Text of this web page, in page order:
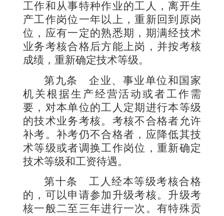
工作和从事特种作业的工人，离开生
产工作岗位 一年以上，重新回到原岗
位，应有一定的熟悉期，期满经技术
业务考核合格后方能上岗，并按考核
成绩，重新确定技术等级。
第九条企业、事业单位和国家
机关根据生产经营活动或者工作需
要，对本单位的工人定期进行本等级
的技术业务考核。考核不合格者允许
补考。补考仍不合格者，应降低其技
术等级或者调换工作岗位，重新确定
技术等级和工资待遇。
第十条工人经本等级考核合格
的，可以申请参加升级考核。升级考
核一般二至三年进行一次。有特殊贡